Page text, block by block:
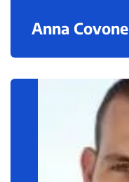
Anna Covone